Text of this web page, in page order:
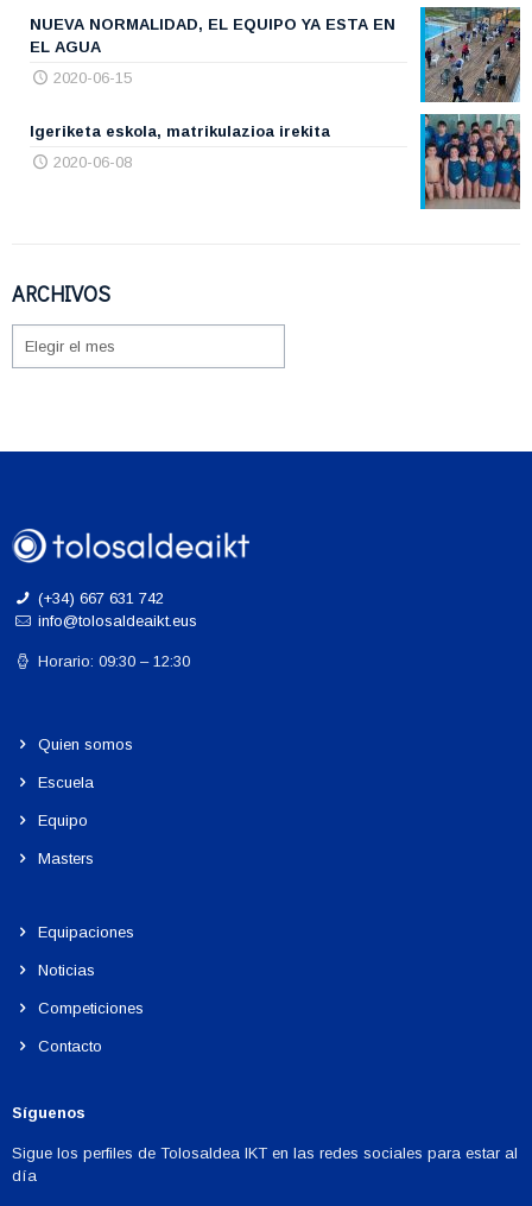
NUEVA NORMALIDAD, EL EQUIPO YA ESTA EN
EL AGUA
2020-06-15
Igeriketa eskola, matrikulazioa irekita
2020-06-08
ARCHIVOS
(+34) 667 631 742
info@tolosaldeaikt.eus
Horario: 09:30 – 12:30
Quien somos
Escuela
Equipo
Masters
Equipaciones
Noticias
Competiciones
Contacto
Síguenos
Sigue los perfiles de Tolosaldea IKT en las redes sociales para estar al
día